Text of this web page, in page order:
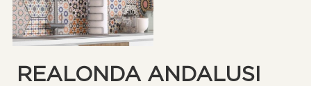
REALONDA ANDALUSI